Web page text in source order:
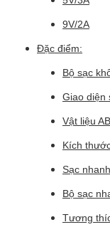
9V/2A
Đặc điểm:
Bộ sạc
Giao diện
Vật liệu
Kích
Sạc
Bộ sạc
Tương